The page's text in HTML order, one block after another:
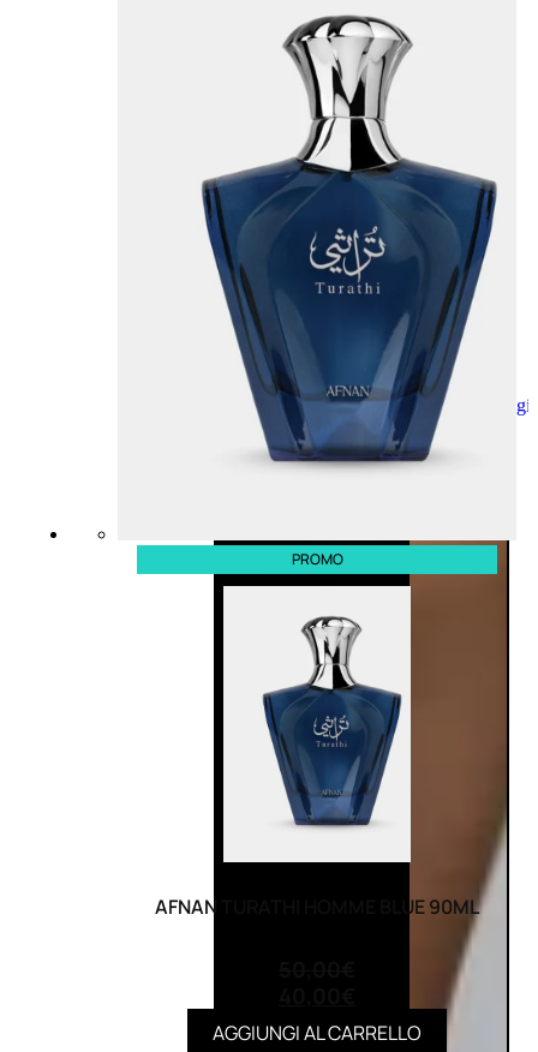
Aggiungi
PROMO
AFNAN TURATHI HOMME BLUE 90ML
AGGIUNGI AL CARRELLO